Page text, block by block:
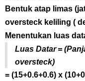
Bentuk atap limas
oversteck keliling (
Menentukan luas
Luas Datar =
oversteck)
= (15+0.6+0.6) x